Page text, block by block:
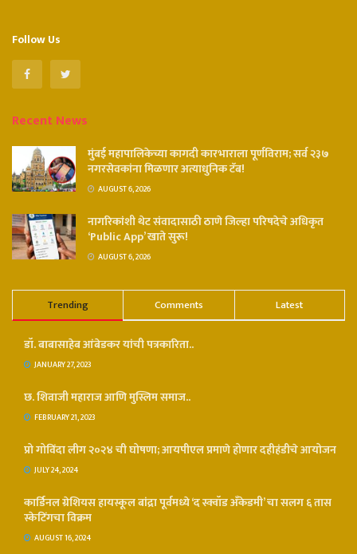
Follow Us
Recent News
मुंबई महापालिकेच्या कागदी कारभाराला पूर्णविराम; सर्व २३७
नगरसेवकांना मिळणार अत्याधुनिक टॅब!
AUGUST 6, 2026
नागरिकांशी थेट संवादासाठी ठाणे जिल्हा परिषदेचे अधिकृत
‘Public App’ खाते सुरू!
AUGUST 6, 2026
Trending Comments Latest
डॉ. बाबासाहेब आंबेडकर यांची पत्रकारिता..
JANUARY 27, 2023
छ. शिवाजी महाराज आणि मुस्लिम समाज..
FEBRUARY 21, 2023
प्रो गोविंदा लीग २०२४ ची घोषणा; आयपीएल प्रमाणे होणार दहीहंडीचे आयोजन
JULY 24, 2024
कार्डिनल ग्रेशियस हायस्कूल बांद्रा पूर्वमध्ये ‘द स्क्वॉड अँकेडमी’ चा सलग ६ तास
स्केटिंगचा विक्रम
AUGUST 16, 2024